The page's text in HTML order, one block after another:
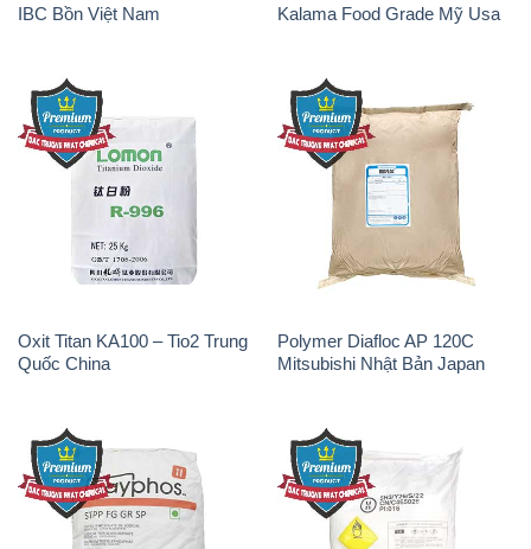
Oxit Titan KA100 – Tio2 Trung
Polymer Diafloc AP 120C
Mitsubishi Nhật Bản Japan